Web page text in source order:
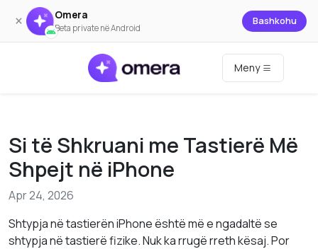
× Omera
Beta private në Android
Bashkohu
Meny
Si të Shkruani me Tastierë Më
Shpejt në iPhone
Apr 24, 2026
Shtypja në tastierën iPhone është më e ngadaltë se
shtypja në tastierë fizike. Nuk ka rrugë rreth kësaj. Por